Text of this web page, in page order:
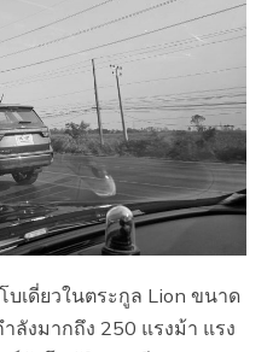
บเดี่ยวในตระกูล Lion ขนาด
ลังมากถึง 250 แรงม้า แรง